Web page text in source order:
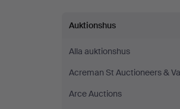
Vänersborg
Auktionshus
Alla auktionshus
Acreman St Auctioneers &
Arce Auctions